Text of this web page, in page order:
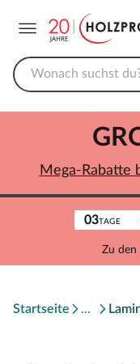
03TAGE
Zu den
Mega-Rabatte
Startseite